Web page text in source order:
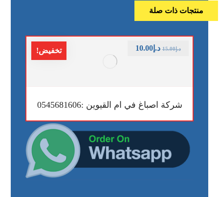
منتجات ذات صلة
تخفيض!
شركة اصباغ في ام القيوين :0545681606
د.إ15.00 د.إ10.00